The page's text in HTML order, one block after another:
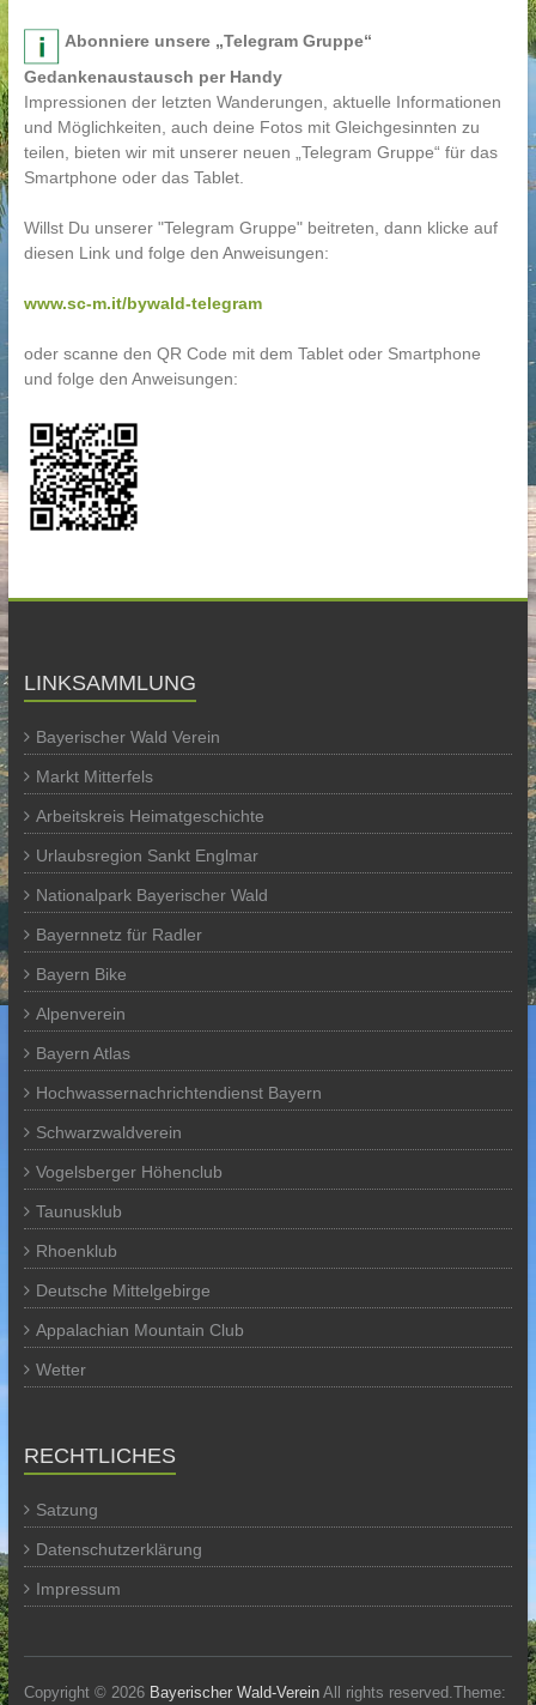
Abonniere unsere „Telegram Gruppe“
Gedankenaustausch per Handy
Impressionen der letzten Wanderungen, aktuelle Informationen
und Möglichkeiten, auch deine Fotos mit Gleichgesinnten zu
teilen, bieten wir mit unserer neuen „Telegram Gruppe“ für das
Smartphone oder das Tablet.
Willst Du unserer "Telegram Gruppe" beitreten, dann klicke auf
diesen Link und folge den Anweisungen:
www.sc-m.it/bywald-telegram
oder scanne den QR Code mit dem Tablet oder Smartphone
und folge den Anweisungen:
LINKSAMMLUNG
Bayerischer Wald Verein
Markt Mitterfels
Arbeitskreis Heimatgeschichte
Urlaubsregion Sankt Englmar
Nationalpark Bayerischer Wald
Bayernnetz für Radler
Bayern Bike
Alpenverein
Bayern Atlas
Hochwassernachrichtendienst Bayern
Schwarzwaldverein
Vogelsberger Höhenclub
Taunusklub
Rhoenklub
Deutsche Mittelgebirge
Appalachian Mountain Club
Wetter
RECHTLICHES
Satzung
Datenschutzerklärung
Impressum
Copyright © 2026 Bayerischer Wald-VereinAll rights reserved.Theme: